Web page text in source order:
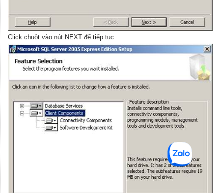
Click chuột vào nút NEXT để tiếp tục